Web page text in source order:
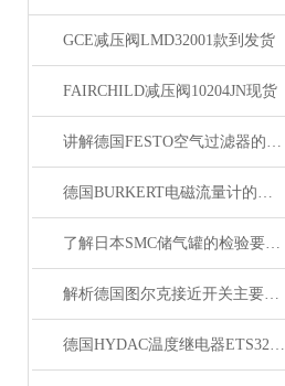
GCE减压阀LMD32001款到发货
FAIRCHILD减压阀10204JN现货
讲解德国FESTO空气过滤器的应用以及性能指标
德国BURKERT电磁流量计的操作方法以及主要功能
了解日本SMC储气罐的检验要求与使用注意事项
解析德国图尔克接近开关主要功能与安装方法
德国HYDAC温度继电器ETS326-2-100-000